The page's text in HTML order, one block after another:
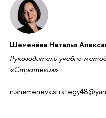
Шеменёва Наталья
Руководитель учебно-
«Стратегия»